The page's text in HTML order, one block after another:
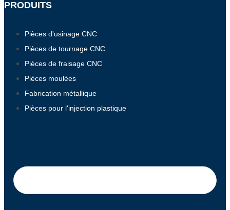
PRODUITS
Pièces d'usinage CNC
Pièces de tournage CNC
Pièces de fraisage CNC
Pièces moulées
Fabrication métallique
Pièces pour l'injection plastique